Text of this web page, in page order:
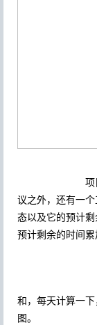
项目团队成
议之外，还有一
态以及它的预计
预计剩余的时间累
（1）此图
（2）工时
和，每天计算一
图。